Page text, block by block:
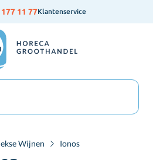
11 77Klantenservice
Wijnen Ionos